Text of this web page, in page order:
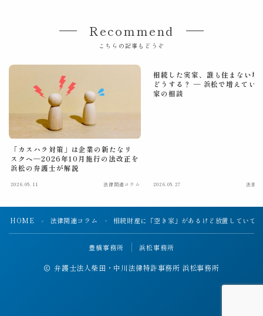
Recommend
こちらの記事もどうぞ
「カスハラ対策」は企業の新たなリ
スクへ―2026年10月施行の法改正を
浜松の弁護士が解説
2026.05.11 法律関連コラム
相続した実家、誰も住まない場
どうする？ ― 浜松で増えてい
家の相談
2026.05.27 法律
HOME ＞ 法律関連コラム ＞ 相続財産に「空き家」があるけど放置していて
豊橋事務所 浜松事務所
弁護士法人柴田・中川法律特許事務所 浜松事務所